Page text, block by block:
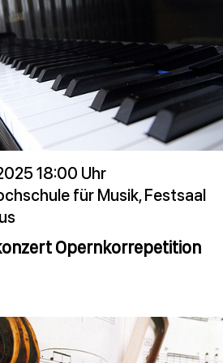
18:00 Uhr
für Musik, Festsaal
Opernkorrepetition